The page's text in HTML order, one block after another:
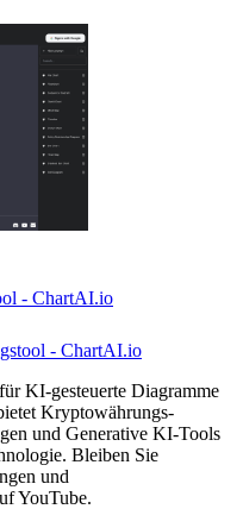
- ChartAI.io
- ChartAI.io
KI-gesteuerte Diagramme
Kryptowährungs-
und Generative KI-Tools
Bleiben Sie
und
YouTube.